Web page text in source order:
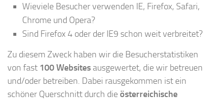
Wieviele Besucher verwenden IE, Firefox, Safari,
Chrome und Opera?
Sind Firefox 4 oder der IE9 schon weit verbreitet?
Zu diesem Zweck haben wir die Besucherstatistiken
von fast 100 Websitesausgewertet, die wir betreuen
und/oder betreiben. Dabei rausgekommen ist ein
schöner Querschnitt durch dieösterreichische